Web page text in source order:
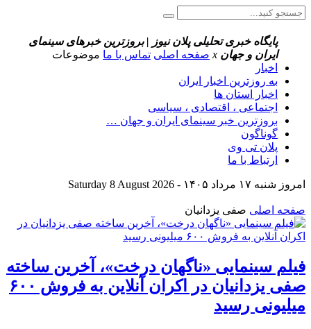
پایگاه خبری تحلیلی پلان نیوز | بروزترین خبرهای سینمای
ایران و جهان x صفحه اصلی تماس با ما موضوعات
اخبار
به روزترین اخبار ایران
اخبار استان ها
اجتماعی ، اقتصادی ، سیاسی
بروزترین خبر سینمای ایران و جهان …
گوناگون
پلان تی وی
ارتباط با ما
امروز شنبه ۱۷ مرداد ۱۴۰۵ - Saturday 8 August 2026
صفحه اصلی صفی یزدانیان
فیلم سینمایی «ناگهان درخت»، آخرین ساخته
صفی یزدانیان در اکران آنلاین به فروش ۶۰۰
میلیونی رسید